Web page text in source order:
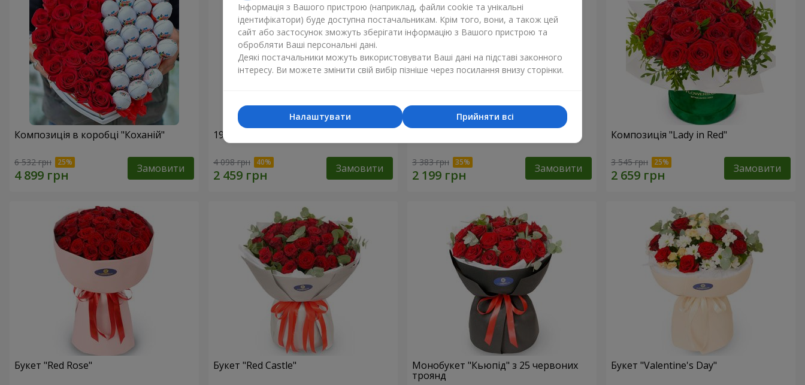
Композиція в коробці "Коханій"
6 532 грн Замовити
19 червоних троянд з Пандою
4 098 грн Замовити 3 383 грн Замовити
Композиція "Lady in Red"
3 545 грн Замовити
Букет "Red Rose" Букет "Red Castle" Монобукет "Кьюпід" з 25 червоних
троянд
Букет "Valentine's Day"
Інформація з Вашого пристрою (наприклад, файли cookie та унікальні
ідентифікатори) буде доступна постачальникам. Крім того, вони, а також цей
сайт або застосунок зможуть зберігати інформацію з Вашого пристрою та
обробляти Ваші персональні дані.
Деякі постачальники можуть використовувати Ваші дані на підставі законного
інтересу. Ви можете змінити свій вибір пізніше через посилання внизу сторінки.
Прийняти всі
Налаштувати